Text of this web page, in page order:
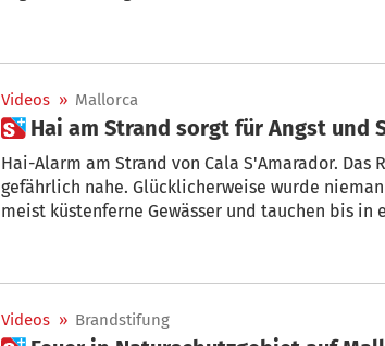
Spanien immer häufiger.
Videos » Mallorca
 Hai am Strand sorgt für Angst und
Hai-Alarm am Strand von Cala S'Amarador. Das
gefährlich nahe. Glücklicherweise wurde
meist küstenferne Gewässer und tauchen bis in
Videos » Brandstifung